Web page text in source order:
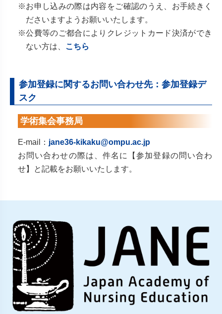
※お申し込みの際は内容をご確認のうえ、お手続きく
ださいますようお願いいたします。
※公費等のご都合によりクレジットカード決済ができ
ない方は、 こちら
参加登録に関するお問い合わせ先：参加登録デ
スク
学術集会事務局
E-mail： jane36-kikaku@ompu.ac.jp
お問い合わせの際は、件名に【参加登録の問い合わ
せ】と記載をお願いいたします。